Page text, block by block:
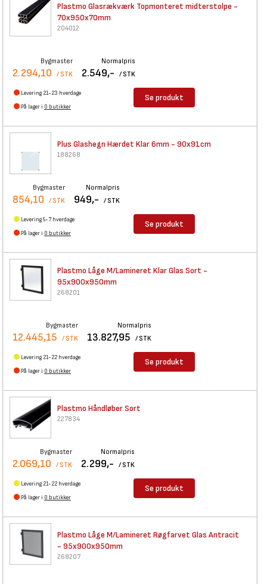
Plastmo Glasrækværk Topmonteret midterstolpe -
70x950x70mm
204012
Bygmaster
2.294,10 / STK
Normalpris
2.549,- / STK
Levering 21-23 hverdage
På lager i 0 butikker
Se produkt
Plus Glashegn Hærdet Klar 6mm - 90x91cm
188268
Bygmaster
854,10 / STK
Normalpris
949,- / STK
Levering 5-7 hverdage
På lager i 0 butikker
Se produkt
Plastmo Låge M/Lamineret KlarGlas Sort -
95x900x950mm
268201
Bygmaster
12.445,15 / STK
Normalpris
13.827,95 / STK
Levering 21-22 hverdage
På lager i 0 butikker
Se produkt
Plastmo Håndløber Sort
227834
Bygmaster
2.069,10 / STK
Normalpris
2.299,- / STK
Levering 21-22 hverdage
På lager i 0 butikker
Se produkt
Plastmo Låge M/Lamineret Røgfarvet Glas Antracit
- 95x900x950mm
268207